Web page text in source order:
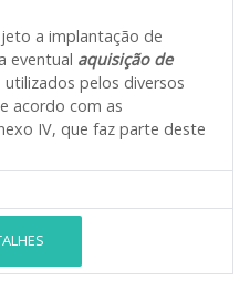
a implantação de
eventual aquisição de
pelos diversos
acordo com as
IV, que faz parte deste